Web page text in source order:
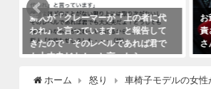
新人が「クレーマーが『上の者に代
われ』と言っています」と報告して
きたので「そのレベルであれば君で
も大丈夫だよ！」と言ったら・・・
（笑）
お
責
さ
ホーム 怒り 車椅子モデルの女性